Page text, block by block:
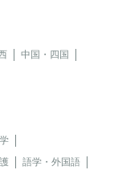
中国・四国
語学・外国語